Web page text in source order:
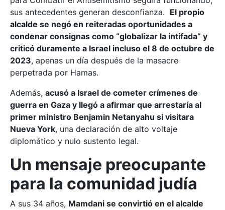
sus antecedentes generan desconfianza. El propio
alcalde se negó en reiteradas oportunidades a
condenar consignas como “globalizar la intifada” y
criticó duramente a Israel incluso el 8 de octubre de
2023, apenas un día después de la masacre
perpetrada por Hamas.
Además, acusó a Israel de cometer crímenes de
guerra en Gaza y llegó a afirmar que arrestaría al
primer ministro Benjamin Netanyahu si visitara
Nueva York, una declaración de alto voltaje
diplomático y nulo sustento legal.
Un mensaje preocupante
para la comunidad judía
A sus 34 años, Mamdani se convirtió en el alcalde